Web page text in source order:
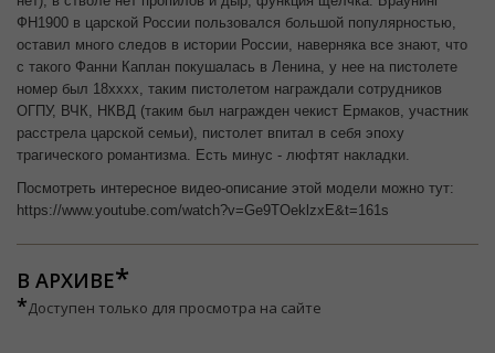
ФН1900 в царской России пользовался большой популярностью,
оставил много следов в истории России, наверняка все знают, что
с такого Фанни Каплан покушалась в Ленина, у нее на пистолете
номер был 18хххх, таким пистолетом награждали сотрудников
ОГПУ, ВЧК, НКВД (таким был награжден чекист Ермаков, участник
расстрела царской семьи), пистолет впитал в себя эпоху
трагического романтизма. Есть минус - люфтят накладки.
Посмотреть интересное видео-описание этой модели можно тут:
https://www.youtube.com/watch?v=Ge9TOeklzxE&t=161s
В АРХИВЕ
*Доступен только для просмотра на сайте